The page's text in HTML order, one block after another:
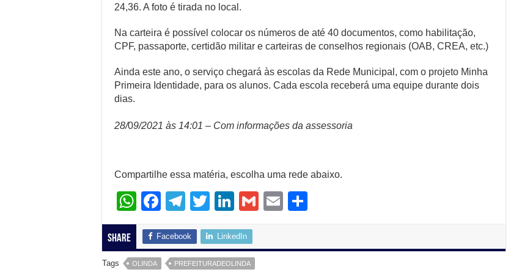
24,36. A foto é tirada no local.
Na carteira é possível colocar os números de até 40 documentos, como habilitação,
CPF, passaporte, certidão militar e carteiras de conselhos regionais (OAB, CREA, etc.)
Ainda este ano, o serviço chegará às escolas da Rede Municipal, com o projeto Minha
Primeira Identidade, para os alunos. Cada escola receberá uma equipe durante dois
dias.
28/09/2021 às 14:01 – Com informações da assessoria
Compartilhe essa matéria, escolha uma rede abaixo.
W
at
s
F
c
e
T
e
gr
T
tt
er
Li
k
e
G
E
Share Facebook LinkedIn
Tags OLINDA PREFEITURADEOLINDA